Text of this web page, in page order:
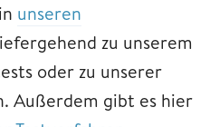
unseren
zu unserem
oder zu unserer
Außerdem gibt es hier